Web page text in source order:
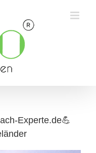
Experte.de💪